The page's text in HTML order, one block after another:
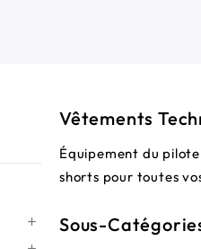

Vêtements
Équipement du
shorts pour toutes
Sous-